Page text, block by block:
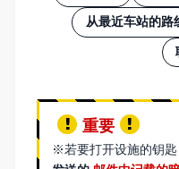
从最近车站的路
重要
※若要打开设施的钥匙